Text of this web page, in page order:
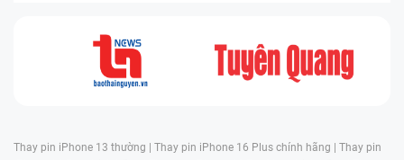
tấm dán màn hình không chất lượng hoặc quá dày
cũng làm ảnh hưởng đến cảm ứng. Vì vậy, bạn có
thể thử gỡ miếng dán màn hình ra và thao tác xem
Thay pin iPhone 13 thường | Thay pin iPhone 16 Plus chính hãng | Thay pin